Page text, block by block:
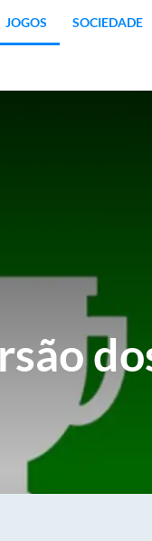
JOGOS SOCIEDADE